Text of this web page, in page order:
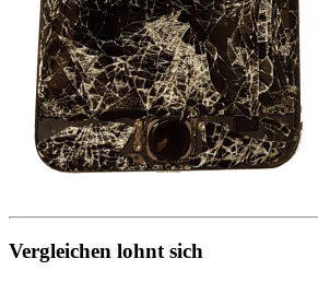
Vergleichen lohnt sich